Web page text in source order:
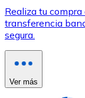
Comprar con
Tienda -
Nuevo
Ir a la tienda
Realiza tu
transferencia
segura.
Ver más